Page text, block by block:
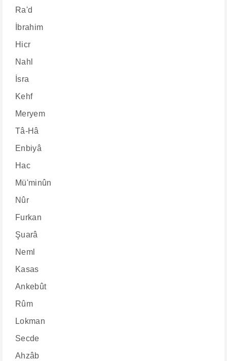
Ra'd
İbrahim
Hicr
Nahl
İsra
Kehf
Meryem
Tâ-Hâ
Enbiyâ
Hac
Mü'minûn
Nûr
Furkan
Şuarâ
Neml
Kasas
Ankebût
Rûm
Lokman
Secde
Ahzâb